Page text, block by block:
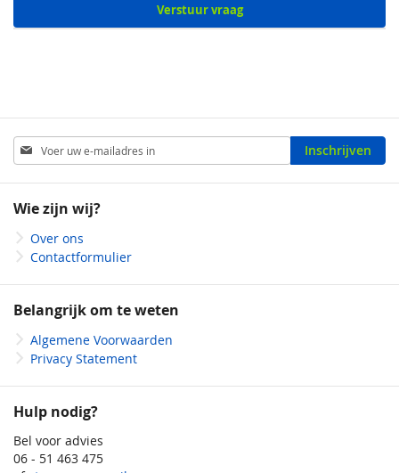
Verstuur vraag
Abonneer
u
op
nieuwsbrief
Inschrijven
Wie zijn wij?
Over ons
Contactformulier
Belangrijk om te weten
Algemene Voorwaarden
Privacy Statement
Hulp nodig?
Bel voor advies
06 - 51 463 475